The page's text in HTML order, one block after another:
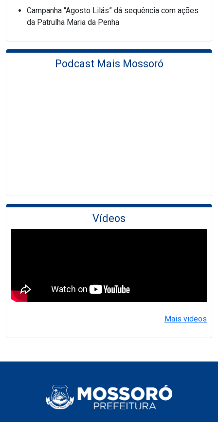
Campanha “Agosto Lilás” dá sequência com ações
da Patrulha Maria da Penha
Podcast Mais Mossoró
Vídeos
Mais videos